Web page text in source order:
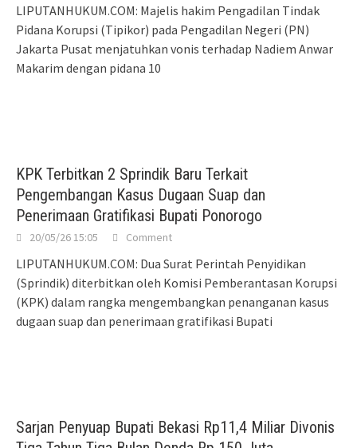
LIPUTANHUKUM.COM: Majelis hakim Pengadilan Tindak
Pidana Korupsi (Tipikor) pada Pengadilan Negeri (PN)
Jakarta Pusat menjatuhkan vonis terhadap Nadiem Anwar
Makarim dengan pidana 10
KPK Terbitkan 2 Sprindik Baru Terkait
Pengembangan Kasus Dugaan Suap dan
Penerimaan Gratifikasi Bupati Ponorogo
20/05/26 15:05 Comment
LIPUTANHUKUM.COM: Dua Surat Perintah Penyidikan
(Sprindik) diterbitkan oleh Komisi Pemberantasan Korupsi
(KPK) dalam rangka mengembangkan penanganan kasus
dugaan suap dan penerimaan gratifikasi Bupati
Sarjan Penyuap Bupati Bekasi Rp11,4 Miliar Divonis